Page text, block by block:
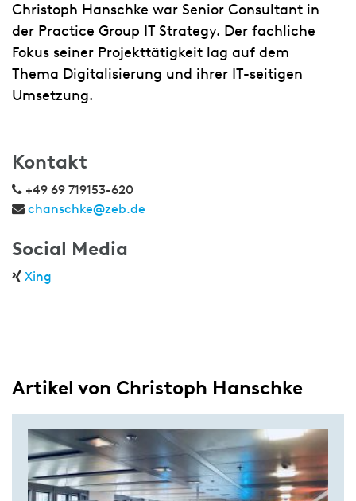
Christoph Hanschke war Senior Consultant in
der Practice Group IT Strategy. Der fachliche
Fokus seiner Projekttätigkeit lag auf dem
Thema Digitalisierung und ihrer IT-seitigen
Umsetzung.
Kontakt
+49 69 719153-620
chanschke@zeb.de
Social Media
Xing
Artikel von Christoph Hanschke